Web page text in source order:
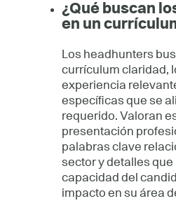
¿Qué buscan
en un
Los headhunters
currículum claridad,
experiencia
específicas que se
requerido. Valoran
presentación
palabras clave
sector y detalles que
capacidad del
impacto en su área